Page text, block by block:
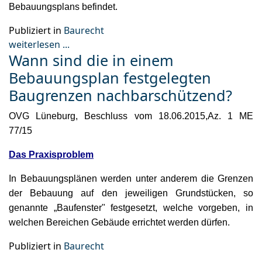
Bebauungsplans befindet.
Publiziert in Baurecht
weiterlesen ...
Wann sind die in einem
Bebauungsplan festgelegten
Baugrenzen nachbarschützend?
OVG Lüneburg, Beschluss vom 18.06.2015,Az. 1 ME
77/15
Das Praxisproblem
In Bebauungsplänen werden unter anderem die Grenzen
der Bebauung auf den jeweiligen Grundstücken, so
genannte „Baufenster" festgesetzt, welche vorgeben, in
welchen Bereichen Gebäude errichtet werden dürfen.
Publiziert in Baurecht